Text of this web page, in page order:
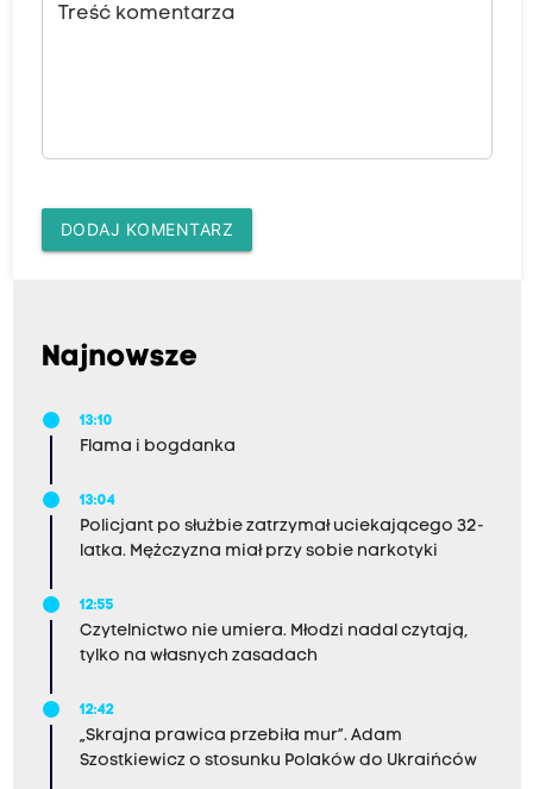
Treść komentarza
DODAJ KOMENTARZ
Najnowsze
13:10
Flama i bogdanka
13:04
Policjant po służbie zatrzymał uciekającego 32-
latka. Mężczyzna miał przy sobie narkotyki
12:55
Czytelnictwo nie umiera. Młodzi nadal czytają,
tylko na własnych zasadach
12:42
„Skrajna prawica przebiła mur”. Adam
Szostkiewicz o stosunku Polaków do Ukraińców